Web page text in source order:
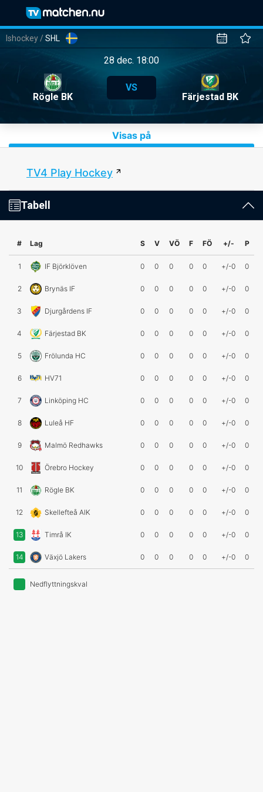
Ishockey /SHL
28 dec. 18:00
Rögle BK
VS
Färjestad BK
Visas på
TV4 Play Hockey
Tabell
# Lag S V VÖ F FÖ +/- P
1 IF Björklöven 0 0 0 0 0 +/-0 0
2 Brynäs IF 0 0 0 0 0 +/-0 0
3 Djurgårdens IF 0 0 0 0 0 +/-0 0
4 Färjestad BK 0 0 0 0 0 +/-0 0
5 Frölunda HC 0 0 0 0 0 +/-0 0
6 HV71 0 0 0 0 0 +/-0 0
7 Linköping HC 0 0 0 0 0 +/-0 0
8 Luleå HF 0 0 0 0 0 +/-0 0
9 Malmö Redhawks 0 0 0 0 0 +/-0 0
10 Örebro Hockey 0 0 0 0 0 +/-0 0
11 Rögle BK 0 0 0 0 0 +/-0 0
12 Skellefteå AIK 0 0 0 0 0 +/-0 0
13 Timrå IK 0 0 0 0 0 +/-0 0
14 Växjö Lakers 0 0 0 0 0 +/-0 0
Nedflyttningskval